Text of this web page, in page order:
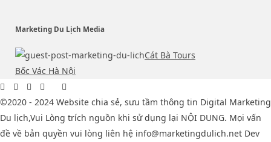
Marketing Du Lịch Media
Cát Bà Tours
Bốc Vác Hà Nội
©2020 - 2024 Website chia sẻ, sưu tầm thông tin Digital Marketing
Du lịch,Vui Lòng trích nguồn khi sử dụng lại NỘI DUNG. Mọi vấn
đề về bản quyền vui lòng liên hệ info@marketingdulich.net Dev